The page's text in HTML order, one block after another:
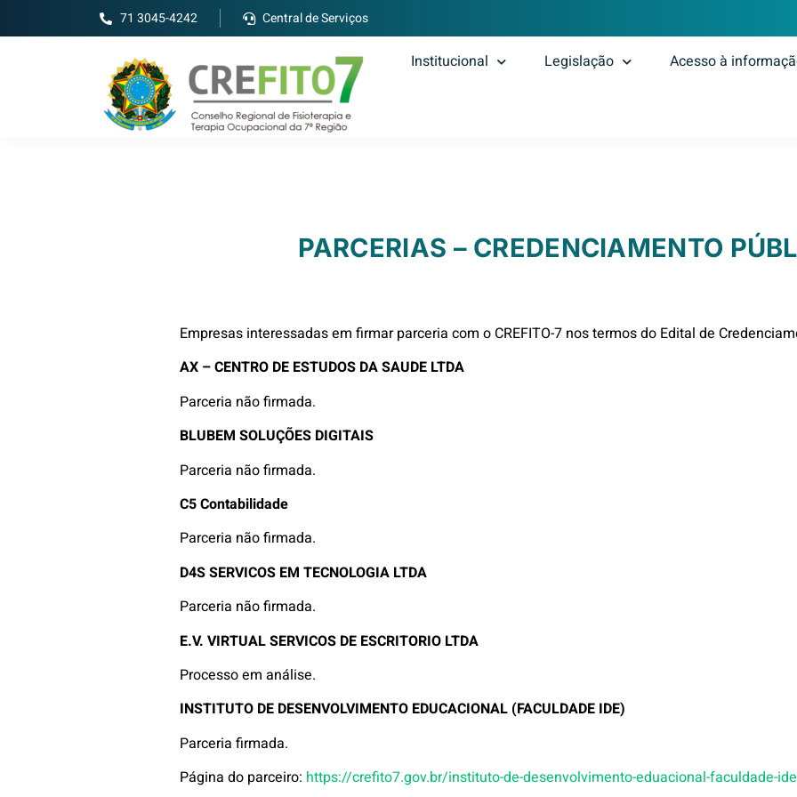
71 3045-4242 Central de Serviços
Institucional Legislação Acesso à
PARCERIAS – CREDENCIAMENTO
Empresas interessadas em firmar parceria com o CREFITO-7 nos termos do Edital de
AX – CENTRO DE ESTUDOS DA SAUDE LTDA
Parceria não firmada.
BLUBEM SOLUÇÕES DIGITAIS
Parceria não firmada.
C5 Contabilidade
Parceria não firmada.
D4S SERVICOS EM TECNOLOGIA LTDA
Parceria não firmada.
E.V. VIRTUAL SERVICOS DE ESCRITORIO LTDA
Processo em análise.
INSTITUTO DE DESENVOLVIMENTO EDUCACIONAL (FACULDADE IDE)
Parceria firmada.
Página do parceiro: https://crefito7.gov.br/instituto-de-desenvolvimento-eduacional-faculdade-